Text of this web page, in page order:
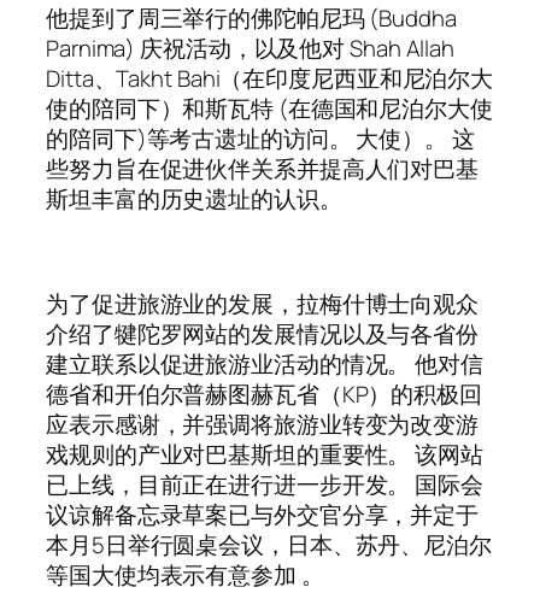
他提到了周三举行的佛陀帕尼玛 (Buddha
Parnima) 庆祝活动，以及他对 Shah Allah
Ditta、Takht Bahi（在印度尼西亚和尼泊尔大
使的陪同下）和斯瓦特 (在德国和尼泊尔大使
的陪同下)等考古遗址的访问。 大使）。 这
些努力旨在促进伙伴关系并提高人们对巴基
斯坦丰富的历史遗址的认识。
为了促进旅游业的发展，拉梅什博士向观众
介绍了犍陀罗网站的发展情况以及与各省份
建立联系以促进旅游业活动的情况。 他对信
德省和开伯尔普赫图赫瓦省（KP）的积极回
应表示感谢，并强调将旅游业转变为改变游
戏规则的产业对巴基斯坦的重要性。 该网站
已上线，目前正在进行进一步开发。 国际会
议谅解备忘录草案已与外交官分享，并定于
本月5日举行圆桌会议，日本、苏丹、尼泊尔
等国大使均表示有意参加 。